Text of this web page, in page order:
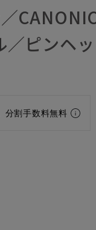
／ピンヘ
分割手数料無料